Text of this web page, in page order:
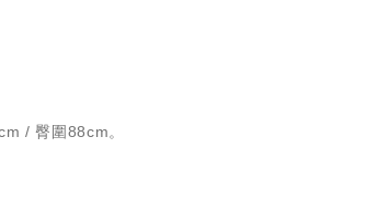
/ 臀圍88cm。